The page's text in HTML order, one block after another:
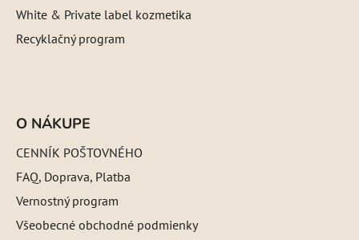
White & Private label kozmetika
Recyklačný program
O NÁKUPE
CENNÍK POŠTOVNÉHO
FAQ, Doprava, Platba
Vernostný program
Všeobecné obchodné podmienky